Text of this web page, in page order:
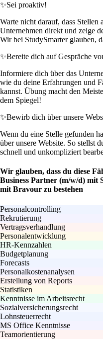
✨Sei proaktiv!
Warte nicht darauf, dass Stellen
Unternehmen direkt und zeige
Wir bei StudySmarter glauben,
✨Bereite dich auf Gespräche
Informiere dich über das
wie du deine Erfahrungen und
kannst. Übung macht den
dem Spiegel!
✨Bewirb dich über unsere
Wenn du eine Stelle gefunden
über unsere Website. So stellst
schnell und unkompliziert
Wir glauben, dass du diese
Business Partner (m/w/d) mit
mit Bravour zu bestehen
Personalcontrolling
Rekrutierung
Vertragsverhandlung
Personalentwicklung
HR-Kennzahlen
Budgetplanung
Forecasts
Personalkostenanalysen
Erstellung von Reports
Statistiken
Kenntnisse im Arbeitsrecht
Sozialversicherungsrecht
Lohnsteuerrecht
MS Office Kenntnisse
Teamorientierung